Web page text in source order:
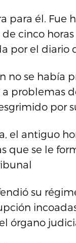
para él.
cinco horas
por el diario
no se había
problemas
por
el antiguo
que se le
su
órgano